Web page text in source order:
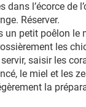
dans l’écorce de
Réserver.
un petit poêlon le
les
saisir les
le miel et les
la